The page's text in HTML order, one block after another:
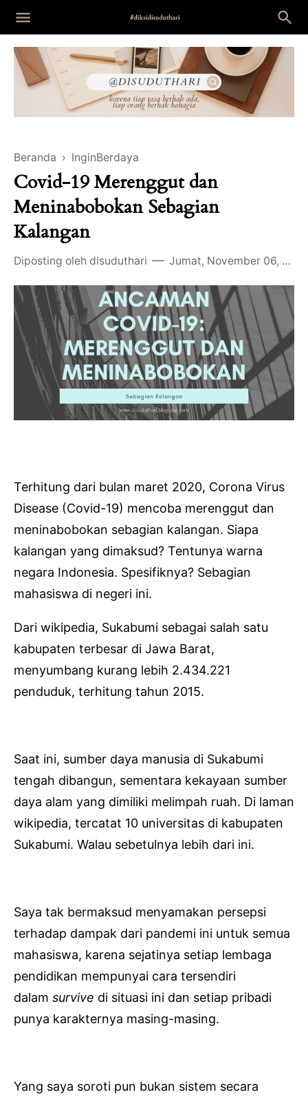
Beranda › InginBerdaya
Covid-19 Merenggut dan
Meninabobokan Sebagian
Kalangan
Diposting oleh disuduthari Jumat, November 06, 2020
Terhitung dari bulan maret 2020, Corona Virus
Disease (Covid-19) mencoba merenggut dan
meninabobokan sebagian kalangan. Siapa
kalangan yang dimaksud? Tentunya warna
negara Indonesia. Spesifiknya? Sebagian
mahasiswa di negeri ini.
Dari wikipedia, Sukabumi sebagai salah satu
kabupaten terbesar di Jawa Barat,
menyumbang kurang lebih 2.434.221
penduduk, terhitung tahun 2015.
Saat ini, sumber daya manusia di Sukabumi
tengah dibangun, sementara kekayaan sumber
daya alam yang dimiliki melimpah ruah. Di laman
wikipedia, tercatat 10 universitas di kabupaten
Sukabumi. Walau sebetulnya lebih dari ini.
Saya tak bermaksud menyamakan persepsi
terhadap dampak dari pandemi ini untuk semua
mahasiswa, karena sejatinya setiap lembaga
pendidikan mempunyai cara tersendiri
dalam survive di situasi ini dan setiap pribadi
punya karakternya masing-masing.
Yang saya soroti pun bukan sistem secara